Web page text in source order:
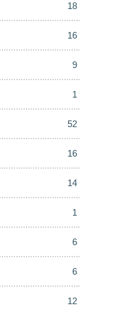
18
16
9
1
52
16
14
1
6
6
12